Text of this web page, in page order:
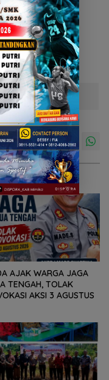
Tuntut Honor
AJAK WARGA JAGA
TENGAH, TOLAK
AKSI 3 AGUSTUS